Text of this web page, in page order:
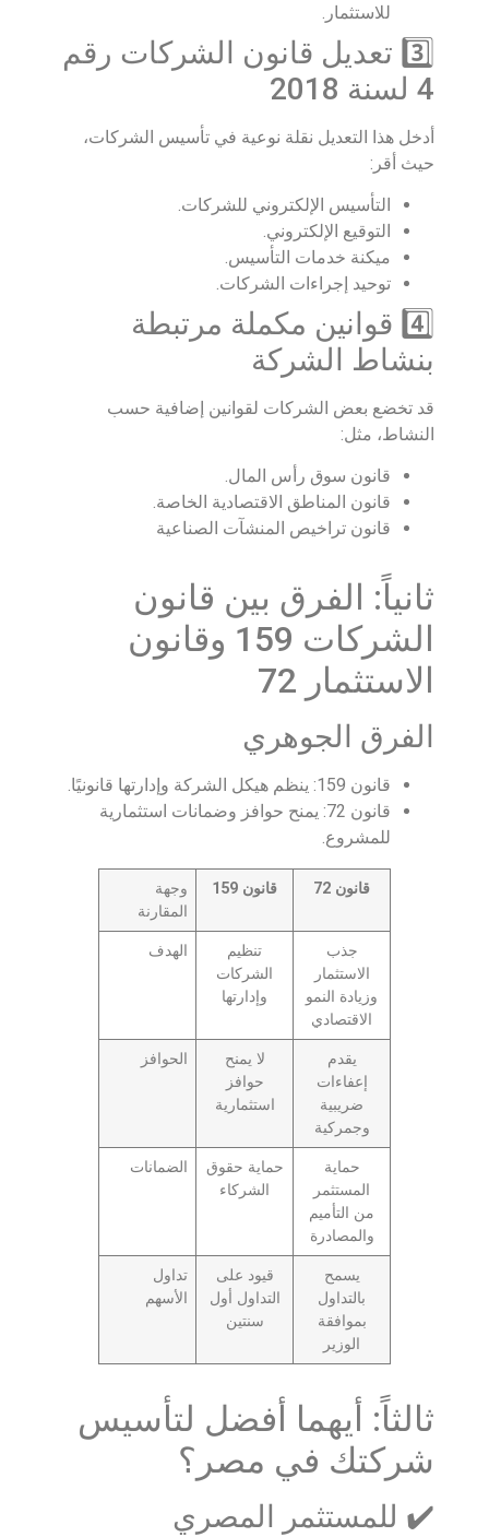
للاستثمار.
3️⃣ تعديل قانون الشركات رقم
4 لسنة 2018
أدخل هذا التعديل نقلة نوعية في تأسيس الشركات،
حيث أقر:
التأسيس الإلكتروني للشركات.
التوقيع الإلكتروني.
ميكنة خدمات التأسيس.
توحيد إجراءات الشركات.
4️⃣ قوانين مكملة مرتبطة
بنشاط الشركة
قد تخضع بعض الشركات لقوانين إضافية حسب
النشاط، مثل:
قانون سوق رأس المال.
قانون المناطق الاقتصادية الخاصة.
قانون تراخيص المنشآت الصناعية
ثانياً: الفرق بين قانون
الشركات 159 وقانون
الاستثمار 72
الفرق الجوهري
قانون 159: ينظم هيكل الشركة وإدارتها قانونيًا.
قانون 72: يمنح حوافز وضمانات استثمارية
للمشروع.
قانون 72 قانون 159
وجهة
المقارنة
جذب
الاستثمار
وزيادة النمو
الاقتصادي
تنظيم
الشركات
وإدارتها
الهدف
يقدم
إعفاءات
ضريبية
وجمركية
لا يمنح
حوافز
استثمارية
الحوافز
حماية
المستثمر
من التأميم
والمصادرة
حماية حقوق
الشركاء
الضمانات
يسمح
بالتداول
بموافقة
الوزير
قيود على
التداول أول
سنتين
تداول
الأسهم
ثالثاً: أيهما أفضل لتأسيس
شركتك في مصر؟
✔️ للمستثمر المصري